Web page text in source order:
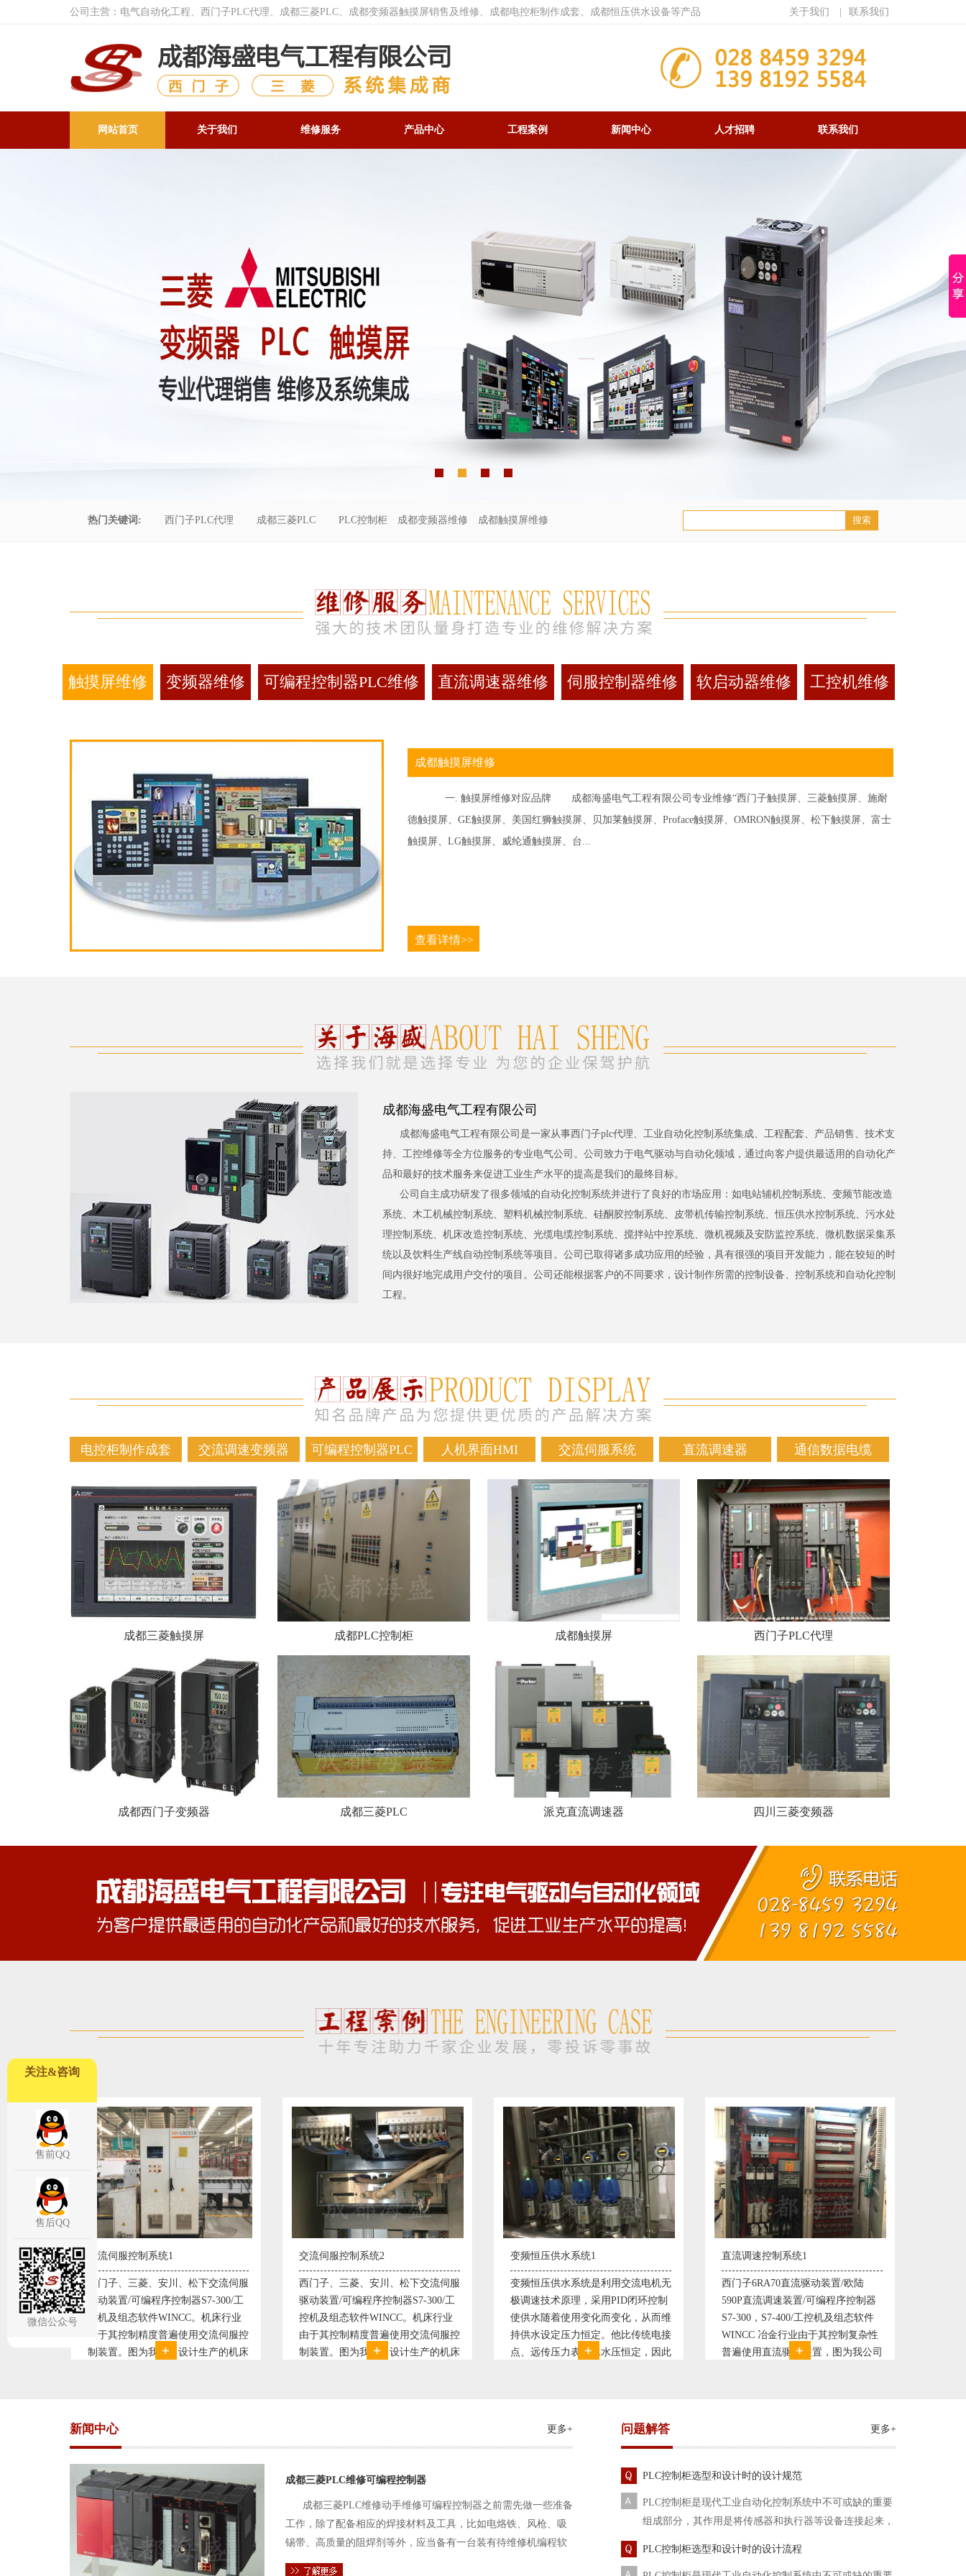
公司主营：电气自动化工程、西门子PLC代理、成都三菱PLC、成都变频器触摸屏销售及维修、成都电控柜制作成套、成都恒压供水设备等产品 关于我们 联系我们
网站首页 关于我们 维修服务 产品中心 工程案例 新闻中心 人才招聘 联系我们
热门关键词: 西门子PLC代理 成都三菱PLC PLC控制柜 成都变频器维修 成都触摸屏维修
触摸屏维修 变频器维修 可编程控制器PLC维修 直流调速器维修 伺服控制器维修 软启动器维修 工控机维修
成都触摸屏维修
一. 触摸屏维修对应品牌 成都海盛电气工程有限公司专业维修“西门子触摸屏、三菱触摸屏、施耐
德触摸屏、GE触摸屏、美国红狮触摸屏、贝加莱触摸屏、Proface触摸屏、OMRON触摸屏、松下触摸屏、富士
触摸屏、LG触摸屏、威纶通触摸屏、台...
查看详情>>
成都海盛电气工程有限公司
成都海盛电气工程有限公司是一家从事西门子plc代理、工业自动化控制系统集成、工程配套、产品销售、技术支
持、工控维修等全方位服务的专业电气公司。公司致力于电气驱动与自动化领域，通过向客户提供最适用的自动化产
品和最好的技术服务来促进工业生产水平的提高是我们的最终目标。
公司自主成功研发了很多领域的自动化控制系统并进行了良好的市场应用：如电站辅机控制系统、变频节能改造
系统、木工机械控制系统、塑料机械控制系统、硅酮胶控制系统、皮带机传输控制系统、恒压供水控制系统、污水处
理控制系统、机床改造控制系统、光缆电缆控制系统、搅拌站中控系统、微机视频及安防监控系统、微机数据采集系
统以及饮料生产线自动控制系统等项目。公司已取得诸多成功应用的经验，具有很强的项目开发能力，能在较短的时
间内很好地完成用户交付的项目。公司还能根据客户的不同要求，设计制作所需的控制设备、控制系统和自动化控制
工程。
电控柜制作成套 交流调速变频器 可编程控制器PLC 人机界面HMI 交流伺服系统 直流调速器 通信数据电缆
成都三菱触摸屏 成都PLC控制柜 成都触摸屏 西门子PLC代理
成都西门子变频器 成都三菱PLC 派克直流调速器 四川三菱变频器
流伺服
300/工
行业
交流伺服控制系统2
西门子、三菱、安川、松下交流伺服
驱动装置/可编程序控制器S7-300/工
控机及组态软件WINCC。机床行业
由于其控制精度普遍使用交流伺服控
制装置。图为我公司设计生产的机床
变频恒压供水系统1
变频恒压供水系统是利用交流电机无
极调速技术原理，采用PID闭环控制
使供水随着使用变化而变化，从而维
持供水设定压力恒定。他比传统电接
点、远传压力表供水水压恒定，因此
直流调速控制系统1
西门子6RA70直流驱动装置/欧陆
590P直流调速装置/可编程序控制器
S7-300，S7-400/工控机及组态软件
WINCC 冶金行业由于其控制复杂性
普遍使用直流驱动装置，图为我公司
塑料机械控制系统1
典型的塑料生产线电控系统配置：
丹佛斯变频器VLT5000， RKC温控
仪表， 西门子可编程序控制器S7-
200， 工控组态软件WINCC或
Protool或组态王。 使用在生产塑料
新闻中心 更多+
成都三菱PLC维修可编程控制器
成都三菱PLC维修动手维修可编程控制器之前需先做一些准备
工作，除了配备相应的焊接材料及工具，比如电烙铁、风枪、吸
锡带、高质量的阻焊剂等外，应当备有一台装有待维修机编程软
件的电路及通信电缆。这一是由于待修机常常是从工作系统中拆
问题解答 更多+
PLC控制柜选型和设计时的设计规范
PLC控制柜是现代工业自动化控制系统中不可或缺的重要
组成部分，其作用是将传感器和执行器等设备连接起来，
PLC控制柜选型和设计时的设计流程
关注&咨询
售前QQ
售后QQ
微信公众号